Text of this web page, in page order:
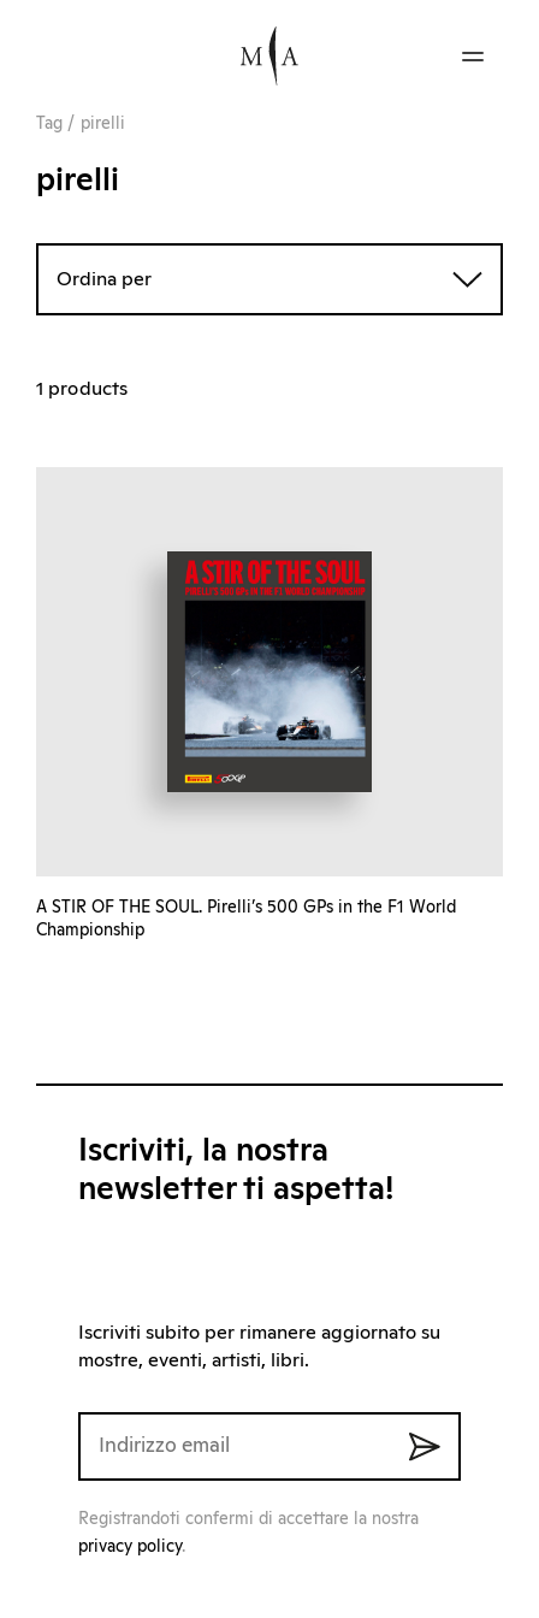
Tag / pirelli
pirelli
Ordina per
1 products
A STIR OF THE SOUL. Pirelli’s 500 GPs in the F1 World
Championship
Iscriviti, la nostra
newsletter ti aspetta!
Iscriviti subito per rimanere aggiornato su
mostre, eventi, artisti, libri.
Registrandoti confermi di accettare la nostra
privacy policy.